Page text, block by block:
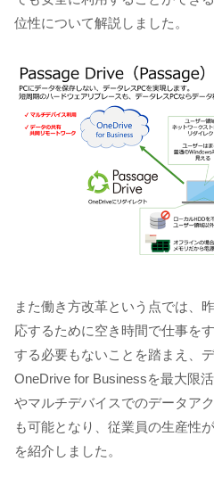
位性について解説しました。
また働き方改革という点では、
応するために空き時間で仕事を
する必要もないことを踏まえ、
OneDrive for Businessを最大限
やマルチデバイスでのデータア
も可能となり、従業員の生産性
を紹介しました。